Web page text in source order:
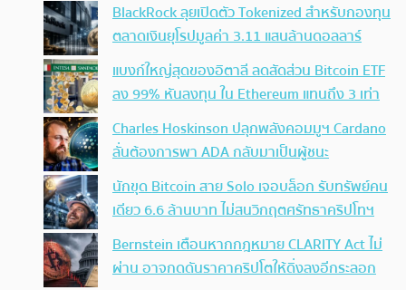
BlackRock ลุยเปิดตัว Tokenized สำหรับกองทุน
ตลาดเงินยุโรปมูลค่า 3.11 แสนล้านดอลลาร์
แบงก์ใหญ่สุดของอิตาลี ลดสัดส่วน Bitcoin ETF
ลง 99% หันลงทุน ใน Ethereum แทนถึง 3 เท่า
Charles Hoskinson ปลุกพลังคอมมูฯ Cardano
ลั่นต้องการพา ADA กลับมาเป็นผู้ชนะ
นักขุด Bitcoin สาย Solo เจอบล็อก รับทรัพย์คน
เดียว 6.6 ล้านบาท ไม่สนวิกฤตศรัทธาคริปโทฯ
Bernstein เตือนหากกฎหมาย CLARITY Act ไม่
ผ่าน อาจกดดันราคาคริปโตให้ดิ่งลงอีกระลอก